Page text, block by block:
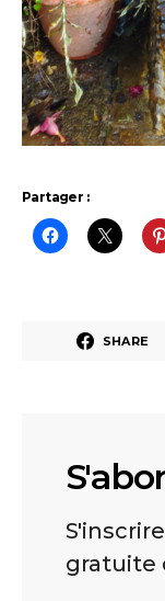
Partager :
SHARE
gratuite